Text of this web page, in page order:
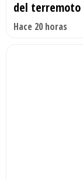
del terremoto
Hace 20 horas